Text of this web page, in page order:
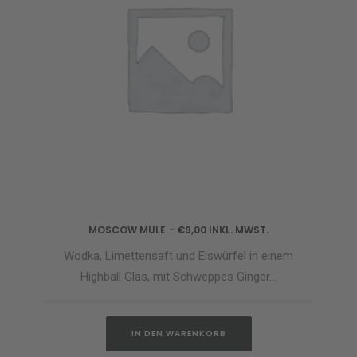
IN DEN WARENKORB
MOSCOW MULE €9,00 INKL. MWST.
Wodka, Limettensaft und Eiswürfel in einem
Highball Glas, mit Schweppes Ginger…
IN DEN WARENKORB